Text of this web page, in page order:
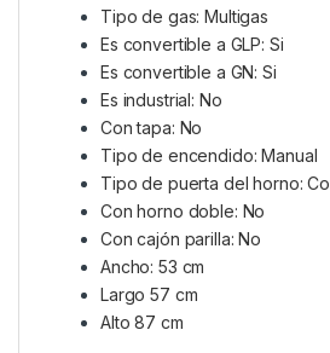
Tipo de gas: Multigas
Es convertible a GLP: Si
Es convertible a GN: Si
Es industrial: No
Con tapa: No
Tipo de encendido: Manual
Tipo de puerta del horno:
Con horno doble: No
Con cajón parilla: No
Ancho: 53 cm
Largo 57 cm
Alto 87 cm